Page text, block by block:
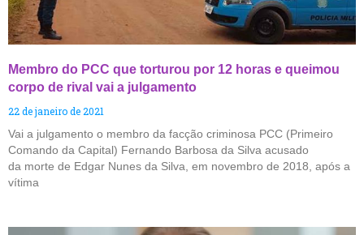
Membro do PCC que torturou por 12 horas e queimou
corpo de rival vai a julgamento
22 de janeiro de 2021
Vai a julgamento o membro da facção criminosa PCC (Primeiro
Comando da Capital) Fernando Barbosa da Silva acusado
da morte de Edgar Nunes da Silva, em novembro de 2018, após a
vítima